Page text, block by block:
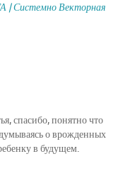
Системно Векторная
спасибо, понятно что
о врожденных
в будущем.